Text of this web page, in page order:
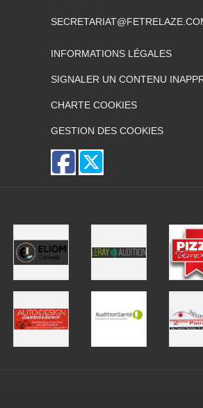
INFORMATIONS LÉGALES
SIGNALER UN CONTENU
CHARTE COOKIES
GESTION DES COOKIES